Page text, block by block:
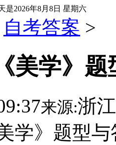
是2026年8月8日 星期六
自考答案 >
美学》题
来源:浙
学》题型